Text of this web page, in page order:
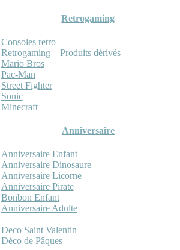
Retrogaming
Consoles retro
Retrogaming – Produits dérivés
Mario Bros
Pac-Man
Street Fighter
Sonic
Minecraft
Anniversaire
Anniversaire Enfant
Anniversaire Dinosaure
Anniversaire Licorne
Anniversaire Pirate
Bonbon Enfant
Anniversaire Adulte
Deco Saint Valentin
Déco de Pâques